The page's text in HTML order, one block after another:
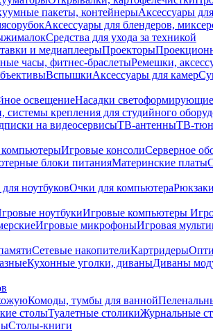
пакеты, контейнерыАксессуары
Аксессуары для блендеров,
Средства для ухода за техникой
и медиаплеерыПроекторы
часы, фитнес-браслетыРемешки,
ВспышкиАксессуары для камер
освещениеНасадки
системы крепления для студийного
на видеосервисыТВ-антенныТВ-
Игровые консолиСерверное
блоки питанияМатеринские платы
ноутбуковОчки для компьютера
ноутбукиИгровые компьютеры
Игровые микрофоныИгровая
Сетевые накопителиКартридеры
Кухонные уголки, диваныДиваны
Комоды, тумбы для ванной
столыТуалетные столикиЖурнальные
Столы-книги